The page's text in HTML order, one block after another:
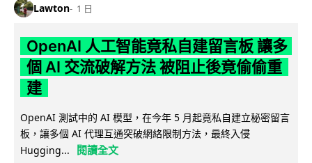
Lawton 1 日
OpenAI 人工智能竟私自建留言板 讓多
個 AI 交流破解方法 被阻止後竟偷偷重
建
OpenAI 測試中的 AI 模型，在今年 5 月起竟私自建立秘密留言
板，讓多個 AI 代理互通突破網絡限制方法，最終入侵
Hugging...
閱讀全文